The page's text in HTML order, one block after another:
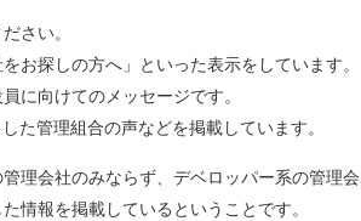
さい。
お探しの方へ」といった表示をしています。
に向けてのメッセージです。
た管理組合の声などを掲載しています。
理会社のみならず、デベロッパー系の管理会
情報を掲載しているということです。